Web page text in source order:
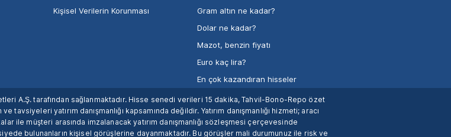
Kişisel Verilerin Korunması
Gram altın ne kadar?
Dolar ne kadar?
Mazot, benzin fiyatı
Euro kaç lira?
En çok kazandıran hisseler
A.Ş. tarafından sağlanmaktadır. Hisse senedi verileri 15 dakika, Tahvil-Bono-Repo özet
yatırım danışmanlığı kapsamında değildir. Yatırım danışmanlığı hizmeti; aracı
ile müşteri arasında imzalanacak yatırım danışmanlığı sözleşmesi çerçevesinde
bulunanların kişisel görüşlerine dayanmaktadır. Bu görüşler mali durumunuz ile risk ve